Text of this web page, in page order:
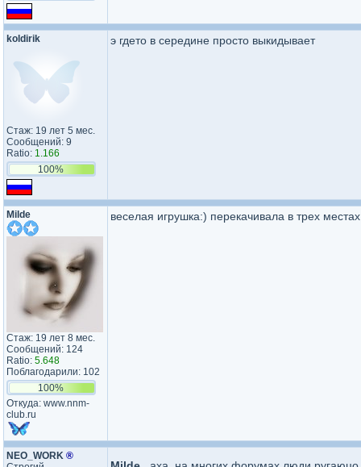
koldirik
Стаж: 19 лет 5 мес.
Сообщений: 9
Ratio: 1.166
100%
э гдето в середине просто выкидывает
Milde
Стаж: 19 лет 8 мес.
Сообщений: 124
Ratio: 5.648
Поблагодарили: 102
100%
Откуда: www.nnm-
club.ru
веселая игрушка:) перекачивала в трех
NEO_WORK ®